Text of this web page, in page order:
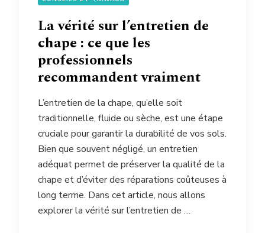
La vérité sur l’entretien de
chape : ce que les
professionnels
recommandent vraiment
L’entretien de la chape, qu’elle soit
traditionnelle, fluide ou sèche, est une étape
cruciale pour garantir la durabilité de vos sols.
Bien que souvent négligé, un entretien
adéquat permet de préserver la qualité de la
chape et d’éviter des réparations coûteuses à
long terme. Dans cet article, nous allons
explorer la vérité sur l’entretien de …